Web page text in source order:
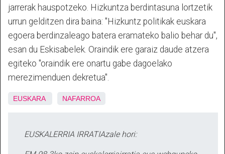
jarrerak hauspotzeko. Hizkuntza berdintasuna lortzetik
urrun gelditzen dira baina: "Hizkuntz politikak euskara
egoera berdinzaleago batera eramateko balio behar du",
esan du Eskisabelek. Oraindik ere garaiz daude atzera
egiteko "oraindik ere onartu gabe dagoelako
merezimenduen dekretua".
EUSKARA NAFARROA
EUSKALERRIA IRRATIAzale hori: